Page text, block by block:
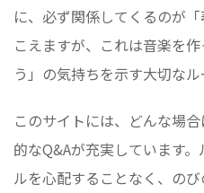
に、必ず関係してくるのが
こえますが、これは音楽を
う」の気持ちを示す大切なル
このサイトには、どんな場
的なQ&Aが充実しています
ルを心配することなく、の